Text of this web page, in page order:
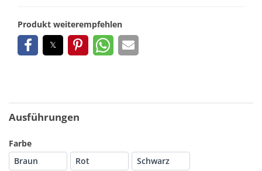
Produkt weiterempfehlen
Ausführungen
Farbe
Braun
Rot
Schwarz